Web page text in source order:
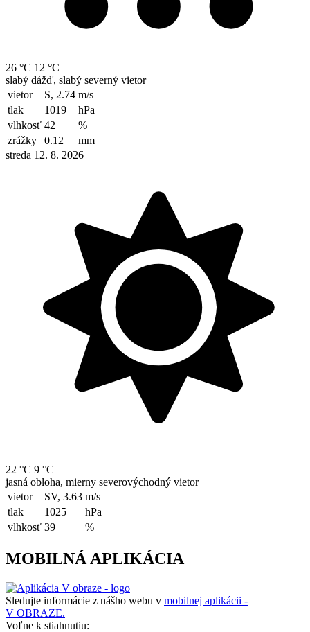
26 °C 12 °C
slabý dážď, slabý severný vietor
vietor
S, 2.74 m/s
tlak
1019
hPa
vlhkosť 42
%
zrážky
0.12
mm
streda 12. 8. 2026
22 °C 9 °C
jasná obloha, mierny severovýchodný vietor
vietor
SV, 3.63 m/s
tlak
1025
hPa
vlhkosť 39 %
MOBILNÁ APLIKÁCIA
Sledujte informácie z nášho webu v mobilnej aplikácii -
V OBRAZE.
Voľne k stiahnutiu: